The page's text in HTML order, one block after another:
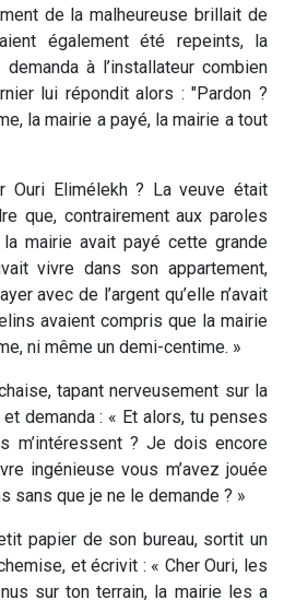
de la malheureuse brillait de
également été repeints, la
à l’installateur combien
lui répondit alors : "Pardon ?
la mairie a payé, la mairie a tout
Ouri Elimélekh ? La veuve était
que, contrairement aux paroles
mairie avait payé cette grande
vivre dans son appartement,
avec de l’argent qu’elle n’avait
avaient compris que la mairie
ni même un demi-centime. »
tapant nerveusement sur la
et demanda : « Et alors, tu penses
m’intéressent ? Je dois encore
ingénieuse vous m’avez jouée
sans que je ne le demande ? »
papier de son bureau, sortit un
et écrivit : « Cher Ouri, les
sur ton terrain, la mairie les a